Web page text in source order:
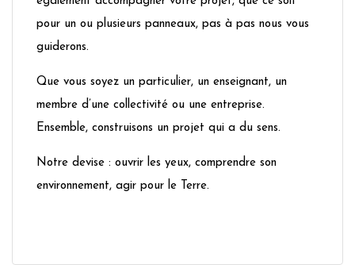
pour un ou plusieurs panneaux, pas à pas nous vous
guiderons.
Que vous soyez un particulier, un enseignant, un
membre d’une collectivité ou une entreprise.
Ensemble, construisons un projet qui a du sens.
Notre devise : ouvrir les yeux, comprendre son
environnement, agir pour le Terre.